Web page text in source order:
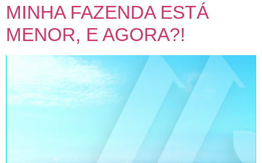
MINHA FAZENDA ESTÁ
MENOR, E AGORA?!